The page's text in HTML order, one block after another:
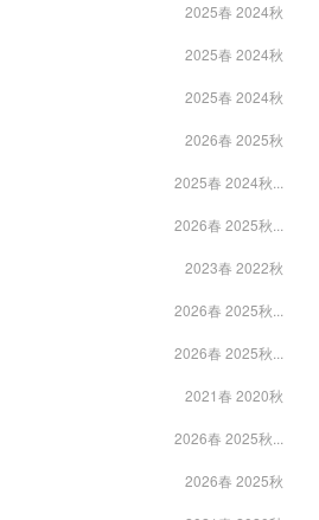
2025春 2024秋
2025春 2024秋
2025春 2024秋
2026春 2025秋
2025春 2024秋...
2026春 2025秋...
2023春 2022秋
2026春 2025秋...
2026春 2025秋...
2021春 2020秋
2026春 2025秋...
2026春 2025秋